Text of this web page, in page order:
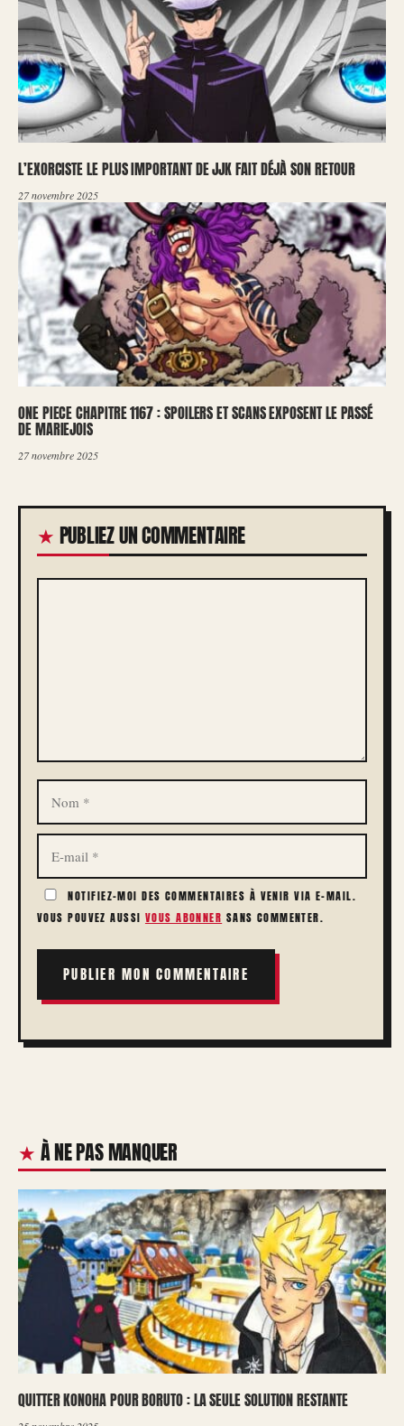
L’EXORCISTE LE PLUS IMPORTANT DE JJK FAIT DÉJÀ SON RETOUR
27 novembre 2025
ONE PIECE CHAPITRE 1167 : SPOILERS ET SCANS EXPOSENT LE PASSÉ
DE MARIEJOIS
27 novembre 2025
PUBLIEZ UN COMMENTAIRE
COMMENTAIRE
NOM
E-
MAIL
NOTIFIEZ-MOI DES COMMENTAIRES À VENIR VIA E-MAIL.
VOUS POUVEZ AUSSI VOUS ABONNER SANS COMMENTER.
À NE PAS MANQUER
QUITTER KONOHA POUR BORUTO : LA SEULE SOLUTION RESTANTE